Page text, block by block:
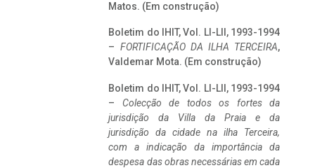
Matos. (Em construção)
Boletim do IHIT, Vol. LI-LII, 1993-1994
– FORTIFICAÇÃO DA ILHA TERCEIRA,
Valdemar Mota. (Em construção)
Boletim do IHIT, Vol. LI-LII, 1993-1994
– Colecção de todos os fortes da
jurisdição da Villa da Praia e da
jurisdição da cidade na ilha Terceira,
com a indicação da importância da
despesa das obras necessárias em cada